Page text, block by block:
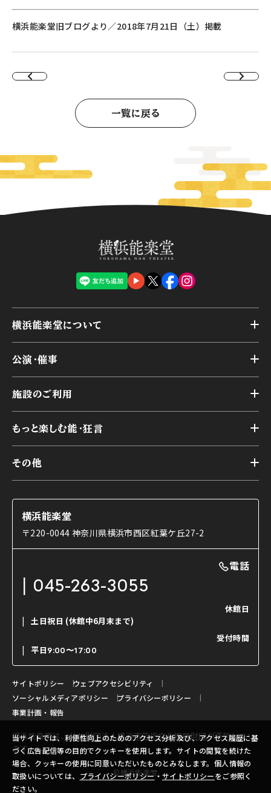
当サイトでは、利便性向上のためのアクセス分析及び、アクセス履歴に基
づく広告配信等の目的でクッキーを使用します。サイトの閲覧を続けた
場合、クッキーの使用に同意いただいたものとみなします。個人情報の
取扱いについては、 プライバシーポリシー・サイトポリシーをご参照く
ださい。
横浜能楽堂旧ブログより／2018年7月21日（土）掲載
一覧に戻る
横浜能楽堂について
横浜能楽堂が取り組んだ事業
能舞台の歴史と特徴
様々なお客様に向けて
本舞台座席
交通アクセス
公演・催事
アーカイブ
施設のご利用
第二舞台
研修室
楽屋
ご利用の流れ
利用料金表
もっと楽しむ能・狂言
能舞台と演じ手
使用する道具
能・狂言の曲目説明
日本の古典芸能
その他
コラム
OTABISHO
チケット購入方法
ご寄附について
よくいただくご質問
お問い合わせ
横浜能楽堂
〒220-0044 神奈川県横浜市西区紅葉ケ丘27-2
電話
045-263-3055
休館日
土日祝日 (休館中6月末まで)
受付時間
平日9:00〜17:00
サイトポリシー
ウェブアクセシビリティ
ソーシャルメディアポリシー
プライバシーポリシー
事業計画・報告
横浜能楽堂は、公益財団法人横浜市芸術文化振興財団が運営してい
ます。
©横浜能楽堂